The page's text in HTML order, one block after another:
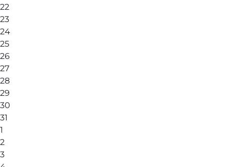
22
23
24
25
26
27
28
29
30
31
1
2
3